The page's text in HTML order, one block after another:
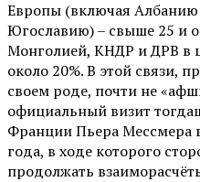
Европы (включая
Югославию) – свыше 25 и
Монголией, КНДР и ДРВ в
около 20%. В этой связи,
своем роде, почти не
официальный визит
Франции Пьера Мессмера
года, в ходе которого
продолжать